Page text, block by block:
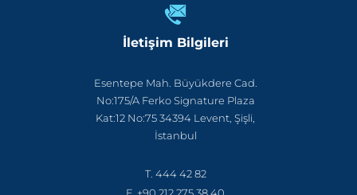
İletişim Bilgileri
Esentepe Mah. Büyükdere Cad.
No:175/A Ferko Signature Plaza
Kat:12 No:75 34394 Levent, Şişli,
İstanbul
T. 444 42 82